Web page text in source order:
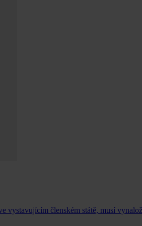
vystavujícím členském státě, musí